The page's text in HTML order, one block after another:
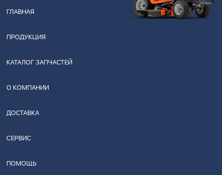
ГЛАВНАЯ
ПРОДУКЦИЯ
КАТАЛОГ ЗАПЧАСТЕЙ
О КОМПАНИИ
ДОСТАВКА
СЕРВИС
ПОМОЩЬ